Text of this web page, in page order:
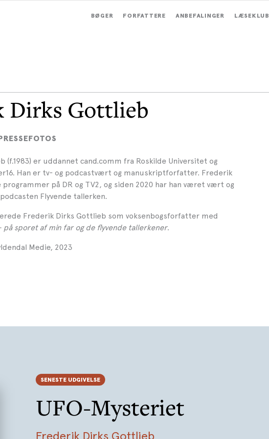
BØGER FORFATTERE ANBEFALINGER LÆSEKLUB
Dirks Gottlieb
PRESSEFOTOS
(f.1983) er uddannet cand.comm fra Roskilde Universitet og
Han er tv- og podcastvært og manuskriptforfatter. Frederik
på DR og TV2, og siden 2020 har han været vært og
Flyvende tallerken.
Frederik Dirks Gottlieb som voksenbogsforfatter med
sporet af min far og de flyvende tallerkener.
Medie, 2023
SENESTE UDGIVELSE
UFO-Mysteriet
Frederik Dirks Gottlieb